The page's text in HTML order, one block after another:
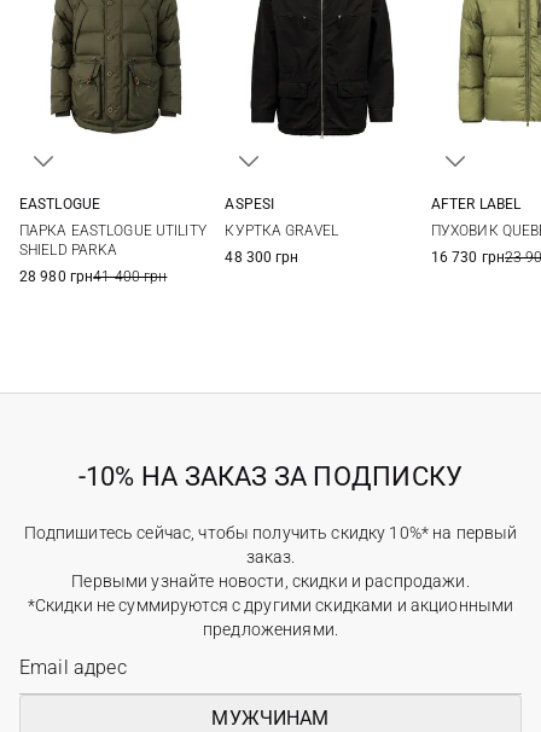
EASTLOGUE
ПАРКА EASTLOGUE UTILITY
SHIELD PARKA
28 980 грн41 400 грн
ASPESI
КУРТКА GRAVEL
48 300 грн
AFTER LABEL
ПУХОВИК
16 730 грн23
-10% НА ЗАКАЗ ЗА ПОДПИСКУ
Подпишитесь сейчас, чтобы получить скидку 10%* на первый
заказ.
Первыми узнайте новости, скидки и распродажи.
*Скидки не суммируются с другими скидками и акционными
предложениями.
МУЖЧИНАМ